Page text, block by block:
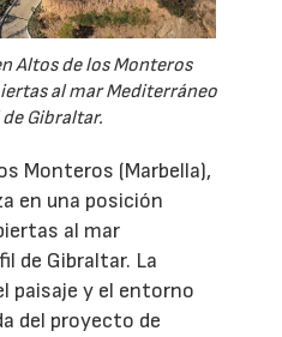
Altos de los Monteros
al mar Mediterráneo
Gibraltar.
Monteros (Marbella),
en una posición
al mar
de Gibraltar. La
paisaje y el entorno
del proyecto de